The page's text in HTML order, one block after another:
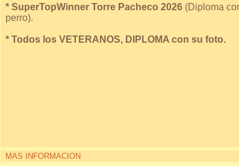
* SuperTopWinner Torre Pacheco 2026 (Diploma
perro).
* Todos los VETERANOS, DIPLOMA con su foto.
MAS INFORMACION